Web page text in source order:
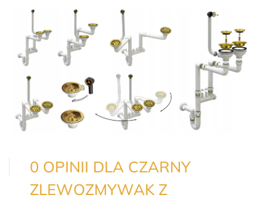
0 OPINII DLA CZARNY
ZLEWOZMYWAK Z